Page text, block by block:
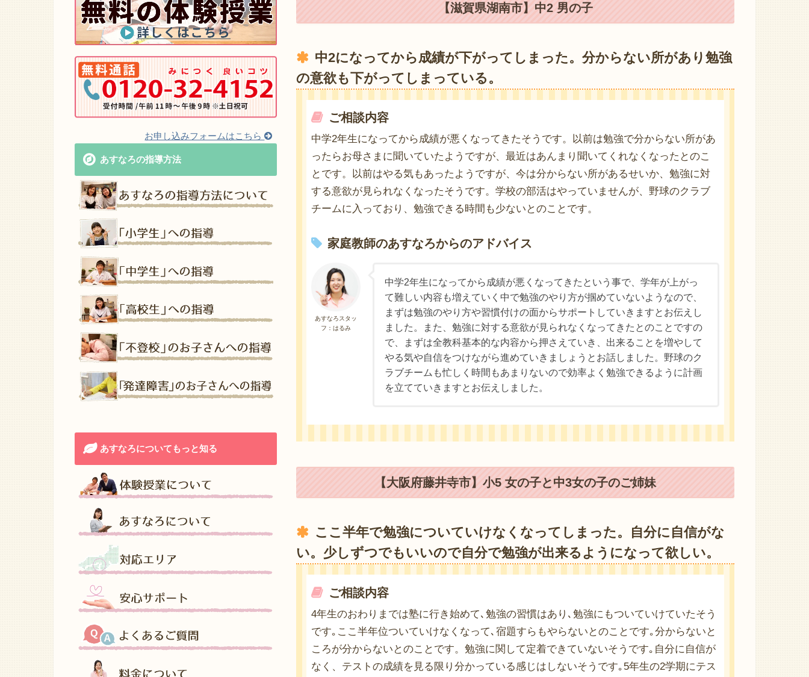
【滋賀県湖南市】中2 男の子
中2になってから成績が下がってしまった。分からない所があり勉強
の意欲も下がってしまっている。
ご相談内容
中学2年生になってから成績が悪くなってきたそうです。以前は勉強で分からない所があ
ったらお母さまに聞いていたようですが、最近はあんまり聞いてくれなくなったとのこ
とです。以前はやる気もあったようですが、今は分からない所があるせいか、勉強に対
する意欲が見られなくなったそうです。学校の部活はやっていませんが、野球のクラブ
チームに入っており、勉強できる時間も少ないとのことです。
家庭教師のあすなろからのアドバイス
あすなろスタッ
フ：はるみ
中学2年生になってから成績が悪くなってきたという事で、学年が上がっ
て難しい内容も増えていく中で勉強のやり方が掴めていないようなので、
まずは勉強のやり方や習慣付けの面からサポートしていきますとお伝えし
ました。また、勉強に対する意欲が見られなくなってきたとのことですの
で、まずは全教科基本的な内容から押さえていき、出来ることを増やして
やる気や自信をつけながら進めていきましょうとお話しました。野球のク
ラブチームも忙しく時間もあまりないので効率よく勉強できるように計画
を立てていきますとお伝えしました。
【大阪府藤井寺市】小5 女の子と中3女の子のご姉妹
ここ半年で勉強についていけなくなってしまった。自分に自信がな
い。少しずつでもいいので自分で勉強が出来るようになって欲しい。
ご相談内容
4年生のおわりまでは塾に行き始めて､勉強の習慣はあり､勉強にもついていけていたそう
です｡ここ半年位ついていけなくなって､宿題すらもやらないとのことです｡分からないと
ころが分からないとのことです。勉強に関して定着できていないそうです｡自分に自信が
なく、テストの成績を見る限り分かっている感じはしないそうです｡5年生の2学期にテス
お申し込みフォームはこちら
あすなろの指導方法
あすなろについてもっと知る